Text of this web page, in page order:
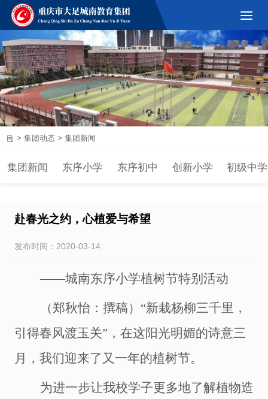
集团新闻 东序小学 东序初中 创新小学 初级中学
> 集团动态> 集团新闻
赴春光之约，心植爱与希望
发布时间：2020-03-14
――城南东序小学植树节特别活动
（郑秋怡：撰稿）“新栽杨柳三千里，
引得春风渡玉关”，在这阳光明媚的诗意三
月，我们迎来了又一年的植树节。
为进一步让我校学子更多地了解植物造